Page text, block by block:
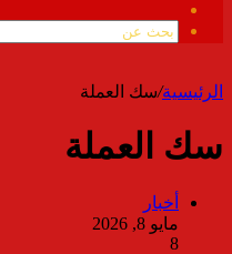
الموقع
الرئيسية/سك العملة
سك العملة
أخبار
مايو 8, 2026
8